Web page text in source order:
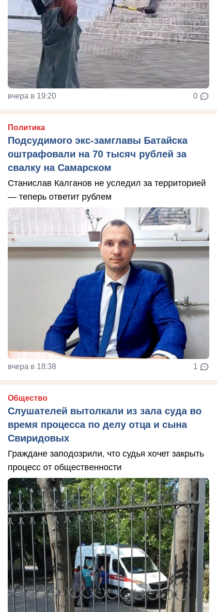
вчера в 19:20 0
Политика
Подсудимого экс-замглавы Батайска
оштрафовали на 70 тысяч рублей за
свалку на Самарском
Станислав Калганов не уследил за территорией
— теперь ответит рублем
вчера в 18:38 1
Общество
Слушателей вытолкали из зала суда во
время процесса по делу отца и сына
Свиридовых
Граждане заподозрили, что судья хочет закрыть
процесс от общественности